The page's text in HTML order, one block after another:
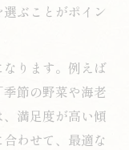
ぶことがポイン
ります。例えば
季節の野菜や海老
満足度が高い傾
わせて、最適な